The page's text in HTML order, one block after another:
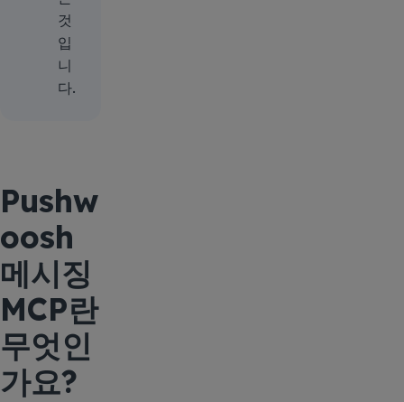
것
입
니
다.
Pushw
oosh
메시징
MCP란
무엇인
가요?